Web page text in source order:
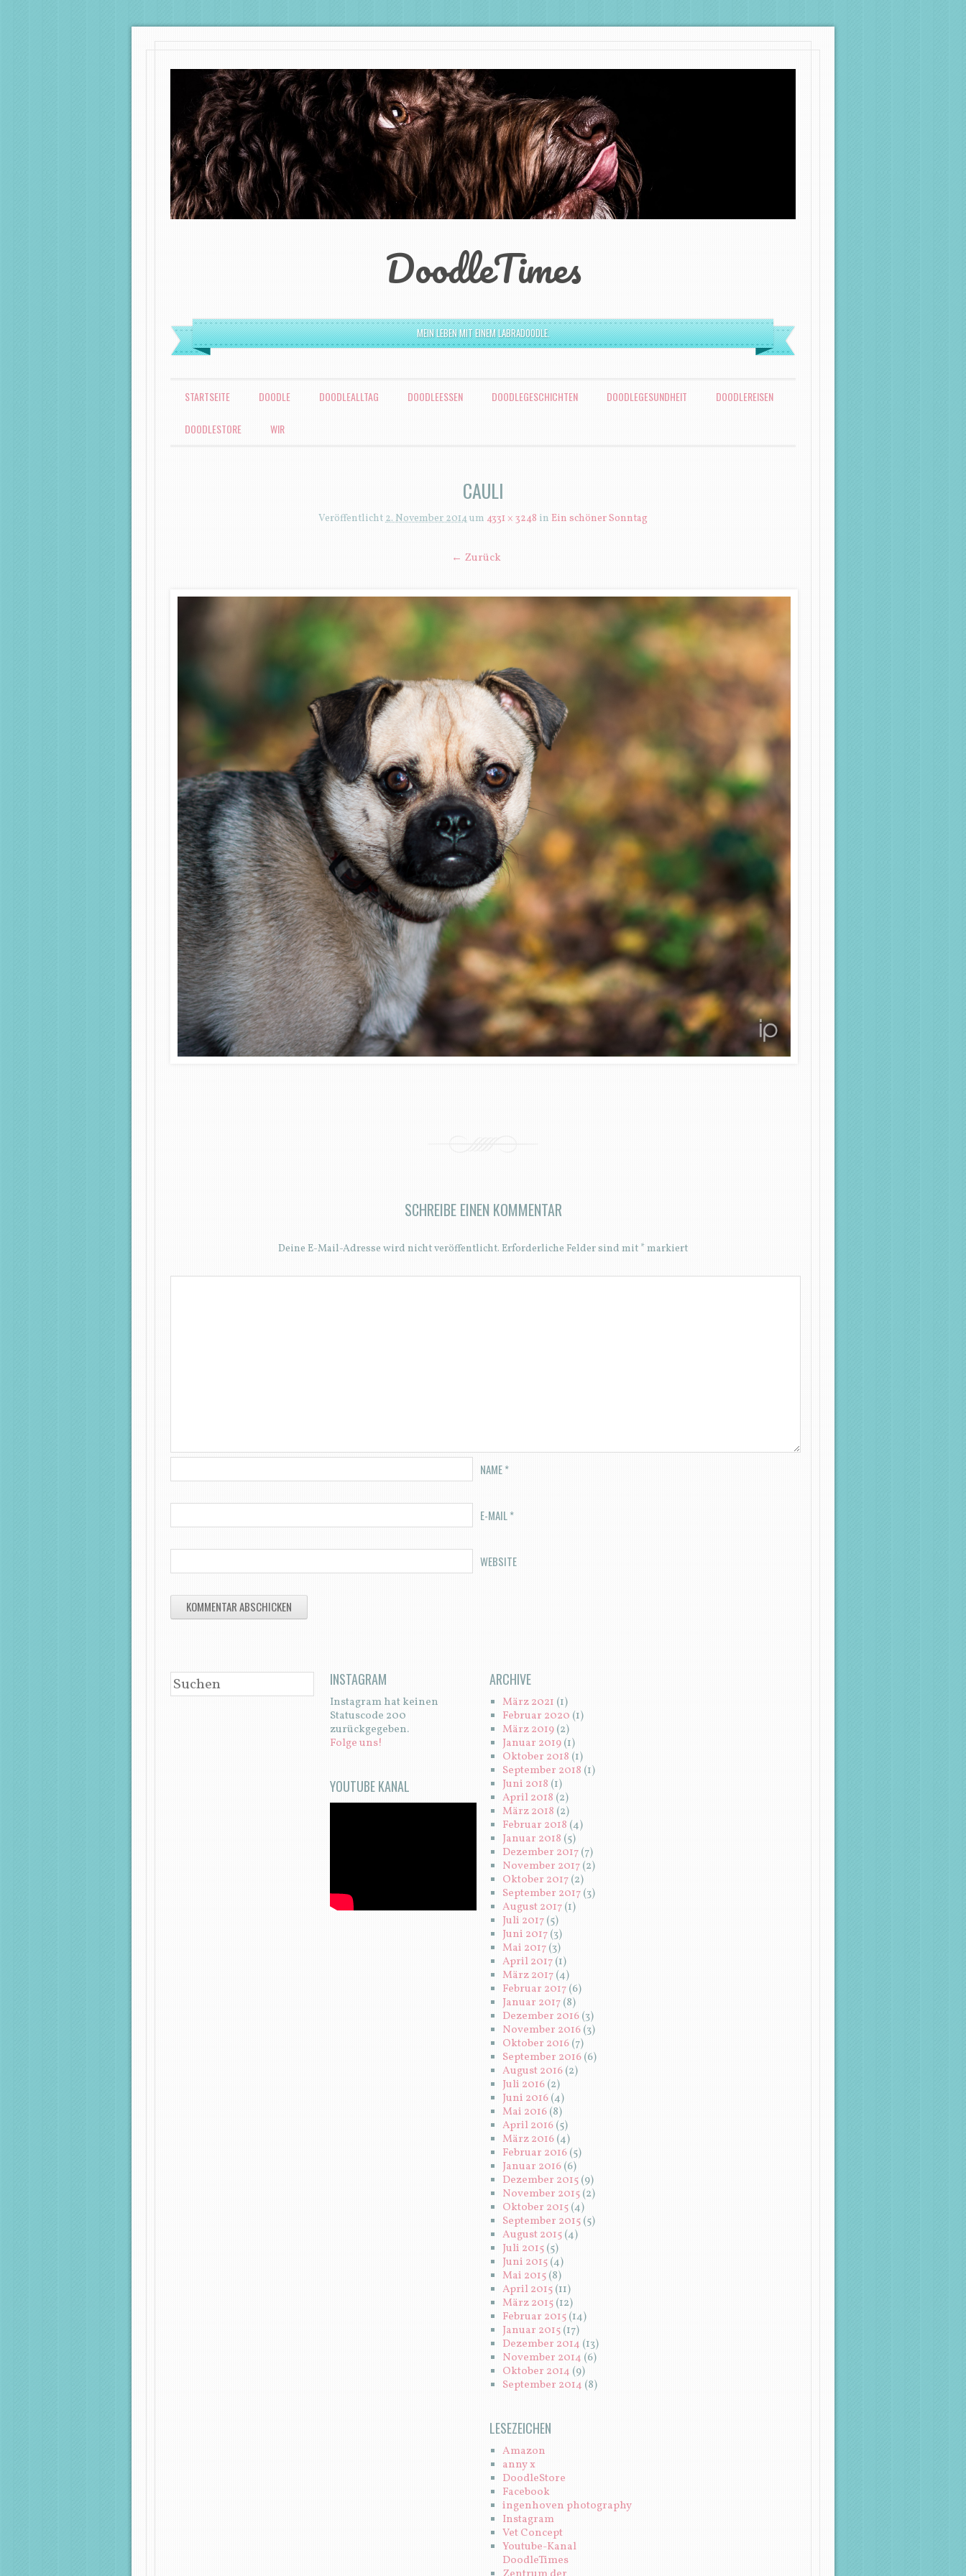
DoodleTimes
MEIN LEBEN MIT EINEM LABRADOODLE.
MENÜ
ZUM INHALT SPRINGEN
STARTSEITE DOODLE DOODLEALLTAG DOODLEESSEN DOODLEGESCHICHTEN DOODLEGESUNDHEIT DOODLEREISEN
DOODLESTORE WIR
CAULI
Veröffentlicht2. November 2014um 4331 × 3248 in Ein schöner Sonntag
← Zurück
SCHREIBE EINEN KOMMENTAR
Deine E-Mail-Adresse wird nicht veröffentlicht. Erforderliche Felder sind mit *markiert
NAME*
E-MAIL *
WEBSITE
SUCHEN INSTAGRAM
Instagram hat keinen
Statuscode 200
zurückgegeben.
Folge uns!
YOUTUBE KANAL
ARCHIVE
März 2021 (1)
Februar 2020 (1)
März 2019(2)
Januar 2019(1)
Oktober 2018 (1)
September 2018 (1)
Juni 2018 (1)
April 2018 (2)
März 2018 (2)
Februar 2018 (4)
Januar 2018 (5)
Dezember 2017(7)
November 2017(2)
Oktober 2017(2)
September 2017(3)
August 2017(1)
Juli 2017(5)
Juni 2017(3)
Mai 2017(3)
April 2017(1)
März 2017(4)
Februar 2017(6)
Januar 2017(8)
Dezember 2016(3)
November 2016(3)
Oktober 2016(7)
September 2016(6)
August 2016(2)
Juli 2016(2)
Juni 2016(4)
Mai 2016(8)
April 2016(5)
März 2016(4)
Februar 2016(5)
Januar 2016(6)
Dezember 2015(9)
November 2015(2)
Oktober 2015(4)
September 2015(5)
August 2015(4)
Juli 2015(5)
Juni 2015(4)
Mai 2015(8)
April 2015(11)
März 2015(12)
Februar 2015(14)
Januar 2015(17)
Dezember 2014 (13)
November 2014 (6)
Oktober 2014 (9)
September 2014 (8)
LESEZEICHEN
Amazon
anny x
DoodleStore
Facebook
ingenhoven photography
Instagram
Vet Concept
Youtube-Kanal
DoodleTimes